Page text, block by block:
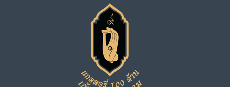
รู้จักเลือกคำพูดก่อนปล่อยออกจากปาก
ครูบาอาจารย์โบราณกล่าวว่า